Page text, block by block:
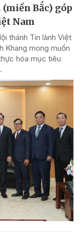
Bắc) góp
Nam
thánh Tin lành Việt
Khang mong muốn
hóa mục tiêu